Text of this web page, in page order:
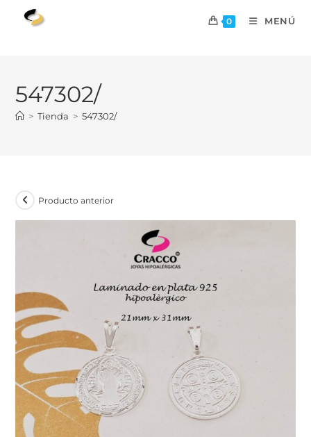
0 MENÚ
547302/
> Tienda > 547302/
Producto anterior